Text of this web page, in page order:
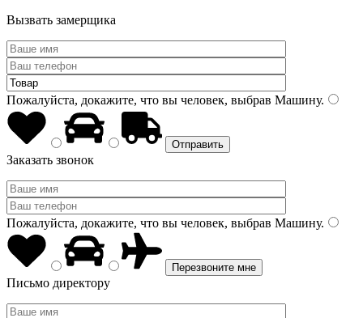
Вызвать замерщика
Пожалуйста, докажите, что вы человек, выбрав Машину.
Заказать звонок
Пожалуйста, докажите, что вы человек, выбрав Машину.
Письмо директору